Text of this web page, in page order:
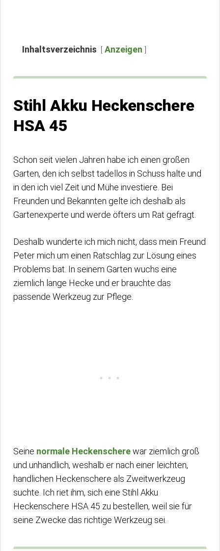
Inhaltsverzeichnis Anzeigen
Stihl Akku Heckenschere
HSA 45
Schon seit vielen Jahren habe ich einen großen
Garten, den ich selbst tadellos in Schuss halte und
in den ich viel Zeit und Mühe investiere. Bei
Freunden und Bekannten gelte ich deshalb als
Gartenexperte und werde öfters um Rat gefragt.
Deshalb wunderte ich mich nicht, dass mein Freund
Peter mich um einen Ratschlag zur Lösung eines
Problems bat. In seinem Garten wuchs eine
ziemlich lange Hecke und er brauchte das
passende Werkzeug zur Pflege.
Seine normale Heckenscherewar ziemlich groß
und unhandlich, weshalb er nach einer leichten,
handlichen Heckenschere als Zweitwerkzeug
suchte. Ich riet ihm, sich eine Stihl Akku
Heckenschere HSA 45 zu bestellen, weil sie für
seine Zwecke das richtige Werkzeug sei.